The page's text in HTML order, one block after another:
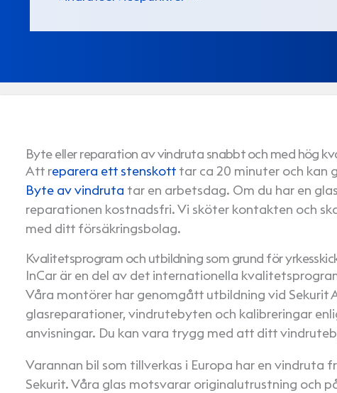
Byte eller reparation av vindruta snabbt och med hög
Att reparera ett stenskott tar ca 20 minuter och kan
Byte av vindruta tar en arbetsdag. Om du har en
reparationen kostnadsfri. Vi sköter kontakten och
med ditt försäkringsbolag.
Kvalitetsprogram och utbildning som grund för
InCar är en del av det internationella
Våra montörer har genomgått utbildning vid Sekurit
glasreparationer, vindrutebyten och kalibreringar
anvisningar. Du kan vara trygg med att ditt
Varannan bil som tillverkas i Europa har en vindruta
Sekurit. Våra glas motsvarar originalutrustning och